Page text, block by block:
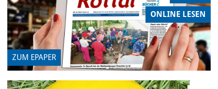
ZUM EPAPER
ONLINE LESEN